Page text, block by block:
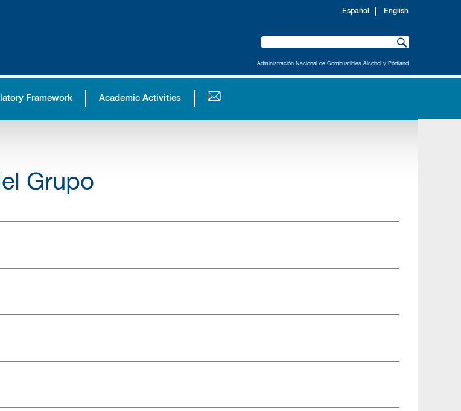
Administración Nacional de Combustibles Alcohol y Pórtland
Framework Academic Activities
Español English
Grupo